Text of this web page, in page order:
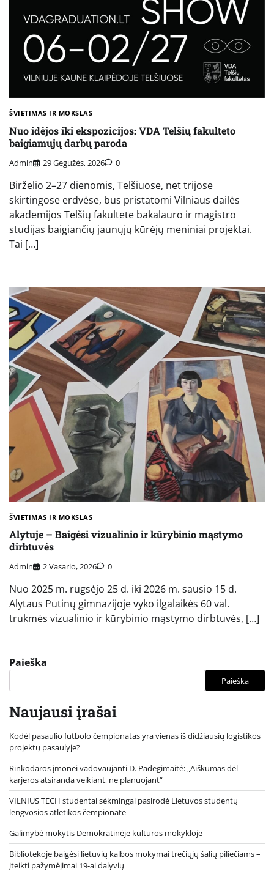
ŠVIETIMAS IR MOKSLAS
Nuo idėjos iki ekspozicijos: VDA Telšių fakulteto
baigiamųjų darbų paroda
Admin 29 Gegužės, 2026 0
Birželio 2–27 dienomis, Telšiuose, net trijose
skirtingose erdvėse, bus pristatomi Vilniaus dailės
akademijos Telšių fakultete bakalauro ir magistro
studijas baigiančių jaunųjų kūrėjų meniniai projektai.
Tai […]
ŠVIETIMAS IR MOKSLAS
Alytuje – Baigėsi vizualinio ir kūrybinio mąstymo
dirbtuvės
Admin 2 Vasario, 2026 0
Nuo 2025 m. rugsėjo 25 d. iki 2026 m. sausio 15 d.
Alytaus Putinų gimnazijoje vyko ilgalaikės 60 val.
trukmės vizualinio ir kūrybinio mąstymo dirbtuvės, […]
Paieška
Paieška
Naujausi įrašai
Kodėl pasaulio futbolo čempionatas yra vienas iš didžiausių logistikos
projektų pasaulyje?
Rinkodaros įmonei vadovaujanti D. Padegimaitė: „Aiškumas dėl
karjeros atsiranda veikiant, ne planuojant“
VILNIUS TECH studentai sėkmingai pasirodė Lietuvos studentų
lengvosios atletikos čempionate
Galimybė mokytis Demokratinėje kultūros mokykloje
Bibliotekoje baigėsi lietuvių kalbos mokymai trečiųjų šalių piliečiams –
įteikti pažymėjimai 19-ai dalyvių